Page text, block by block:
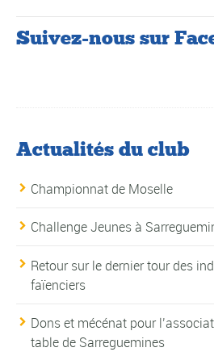
Suivez-nous sur
Actualités du club
Championnat de Moselle
Challenge Jeunes à
Retour sur le dernier tour des
faïenciers
Dons et mécénat pour
table de Sarreguemines